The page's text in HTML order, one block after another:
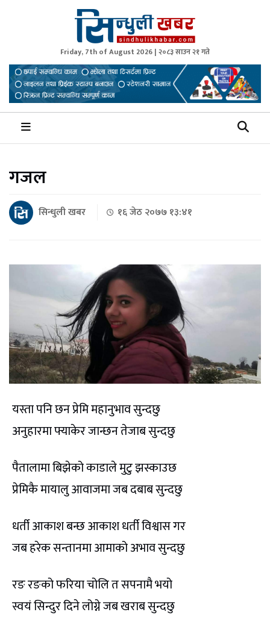
Sindhuli Khabar
News from Sindhuli Nepal
Friday, 7th of August 2026 | २०८३ साउन २१ गते
गजल
सिन्धुली खबर १६ जेठ २०७७ १३:४१
यस्ता पनि छन प्रेमि महानुभाव सुन्दछु
अनुहारमा फ्याकेर जान्छन तेजाब सुन्दछु
पैतालामा बिझेको काडाले मुटु झस्काउछ
प्रेमिकै मायालु आवाजमा जब दबाब सुन्दछु
धर्ती आकाश बन्छ आकाश धर्ती विश्वास गर
जब हरेक सन्तानमा आमाको अभाव सुन्दछु
रङ रङको फरिया चोलि त सपनामै भयो
स्वयं सिन्दुर दिने लोग्ने जब खराब सुन्दछु